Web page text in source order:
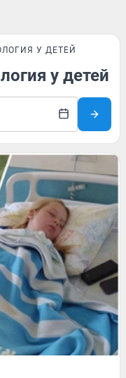
У ДЕТЕЙ
у детей